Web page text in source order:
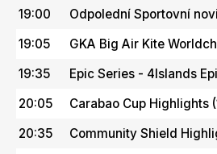
19:00
Odpolední Sportovní
19:05
GKA Big Air Kite
19:35
Epic Series - 4Islands
20:05
Carabao Cup Highlights
20:35
Community Shield